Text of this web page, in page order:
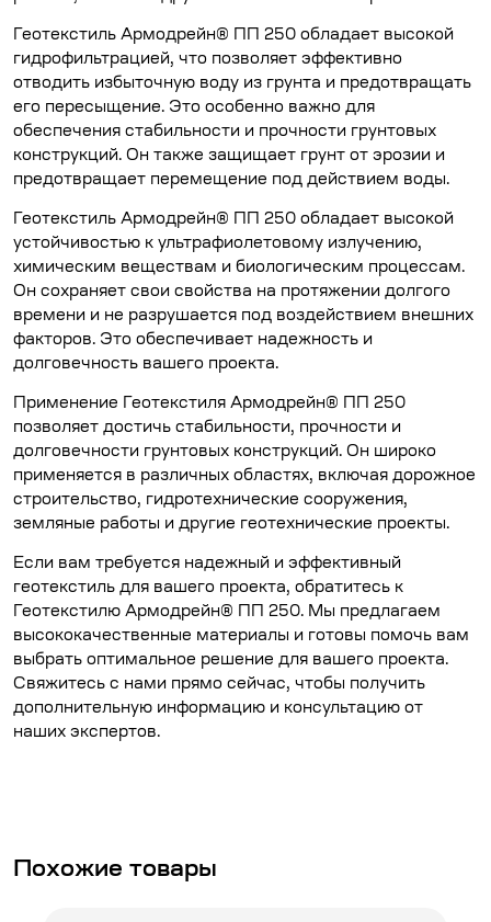
Геотекстиль Армодрейн® ПП 250 обладает высокой
гидрофильтрацией, что позволяет эффективно
отводить избыточную воду из грунта и предотвращать
его пересыщение. Это особенно важно для
обеспечения стабильности и прочности грунтовых
конструкций. Он также защищает грунт от эрозии и
предотвращает перемещение под действием воды.
Геотекстиль Армодрейн® ПП 250 обладает высокой
устойчивостью к ультрафиолетовому излучению,
химическим веществам и биологическим процессам.
Он сохраняет свои свойства на протяжении долгого
времени и не разрушается под воздействием внешних
факторов. Это обеспечивает надежность и
долговечность вашего проекта.
Применение Геотекстиля Армодрейн® ПП 250
позволяет достичь стабильности, прочности и
долговечности грунтовых конструкций. Он широко
применяется в различных областях, включая дорожное
строительство, гидротехнические сооружения,
земляные работы и другие геотехнические проекты.
Если вам требуется надежный и эффективный
геотекстиль для вашего проекта, обратитесь к
Геотекстилю Армодрейн® ПП 250. Мы предлагаем
высококачественные материалы и готовы помочь вам
выбрать оптимальное решение для вашего проекта.
Свяжитесь с нами прямо сейчас, чтобы получить
дополнительную информацию и консультацию от
наших экспертов.
Похожие товары